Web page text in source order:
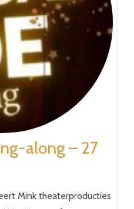
along – 27
Mink theaterproducties